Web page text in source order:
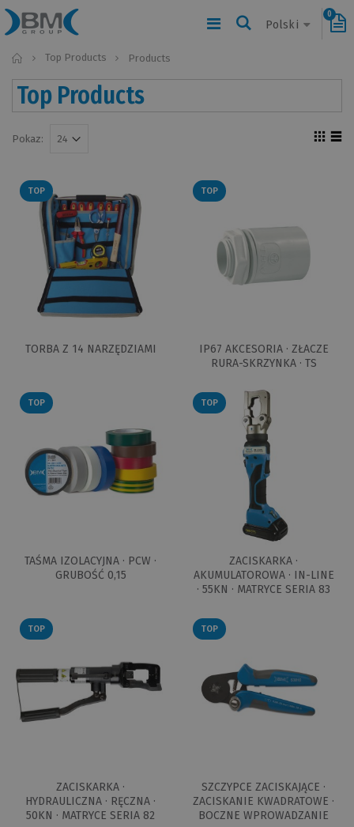
Polski
0
Home
Top Products Products
Top Products
Pokaz:
TOP
TORBA Z 14 NARZĘDZIAMI
TOP
IP67 AKCESORIA · ZŁACZE
RURA-SKRZYNKA · TS
TOP
TAŚMA IZOLACYJNA · PCW ·
GRUBOŚĆ 0,15
TOP
ZACISKARKA ·
AKUMULATOROWA · IN-LINE
· 55KN · MATRYCE SERIA 83
TOP
ZACISKARKA ·
HYDRAULICZNA · RĘCZNA ·
50KN · MATRYCE SERIA 82
TOP
SZCZYPCE ZACISKAJĄCE ·
ZACISKANIE KWADRATOWE ·
BOCZNE WPROWADZANIE